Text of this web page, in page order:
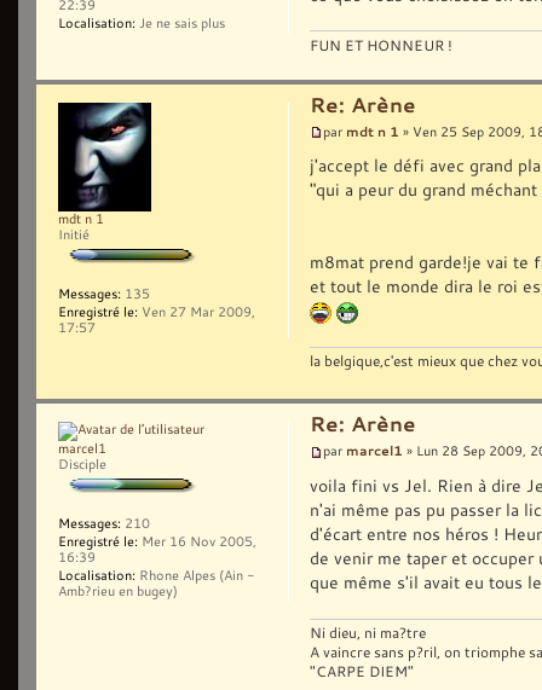
FUN ET HONNEUR !
22:39
Localisation: Je ne sais plus
Re: Arène
par mdt n 1 » Ven 25 Sep 2009,
j'accept le défi avec grand
"qui a peur du grand
m8mat prend garde!je vai te
et tout le monde dira le roi
la belgique,c'est mieux que chez
mdt n 1
Initié
Messages: 135
Enregistré le: Ven 27 Mar 2009,
17:57
Re: Arène
par marcel1 » Lun 28 Sep 2009,
voila fini vs Jel. Rien à dire
n'ai même pas pu passer la
d'écart entre nos héros !
de venir me taper et
que même s'il avait eu tous
Ni dieu, ni ma?tre
A vaincre sans p?ril, on triomphe
"CARPE DIEM"
marcel1
Disciple
Messages: 210
Enregistré le: Mer 16 Nov 2005,
16:39
Localisation: Rhone Alpes (Ain -
Amb?rieu en bugey)